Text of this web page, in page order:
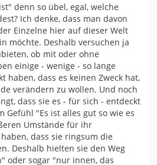
denn so übel, egal, welche
Ich denke, dass man davon
Einzelne hier auf dieser Welt
möchte. Deshalb versuchen ja
ob mit oder ohne
einige - wenige - so lange
haben, dass es keinen Zweck hat,
verändern zu wollen. Und noch
dass sie es - für sich - entdeckt
Gefühl "Es ist alles gut so wie es
Umstände für ihr
dass sie ringsum die
Deshalb hielten sie den Weg
oder sogar "nur innen, das